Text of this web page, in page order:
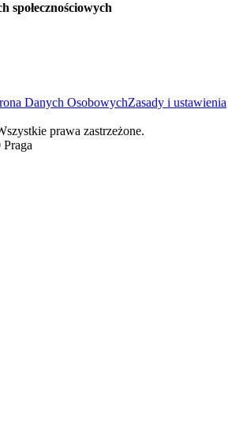
społecznościowych
Danych OsobowychZasady i ustawienia
prawa zastrzeżone.